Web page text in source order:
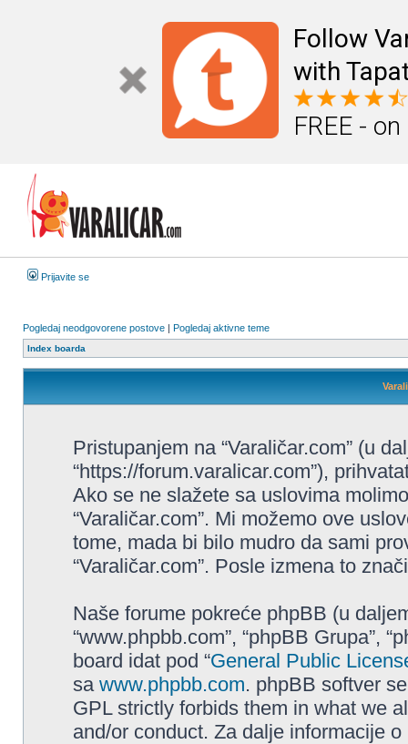
Follow
with
FREE -
Prijavite se
Pogledaj neodgovorene postove | Pogledaj aktivne teme
Index boarda
Pristupanjem na “Varaličar.com” (u
“https://forum.varalicar.com”),
Ako se ne slažete sa uslovima
“Varaličar.com”. Mi možemo ove
tome, mada bi bilo mudro da sami
“Varaličar.com”. Posle izmena to
Naše forume pokreće phpBB (u
“www.phpbb.com”, “phpBB Grupa”,
board idat pod “General Public
sa www.phpbb.com. phpBB softver
GPL strictly forbids them in what we
and/or conduct. Za dalje informacije